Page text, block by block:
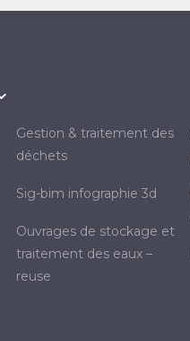
gestion & traitement des
déchets
sig-bim infographie 3d
ouvrages de stockage et
traitement des eaux –
reuse